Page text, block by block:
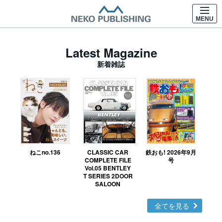
MENU
Latest Magazine
新着雑誌
ねこno.136
CLASSIC CAR
COMPLETE FILE
Vol.05 BENTLEY
T SERIES 2DOOR
SALOON
鉄おも! 2026年9月
号
全てを見る